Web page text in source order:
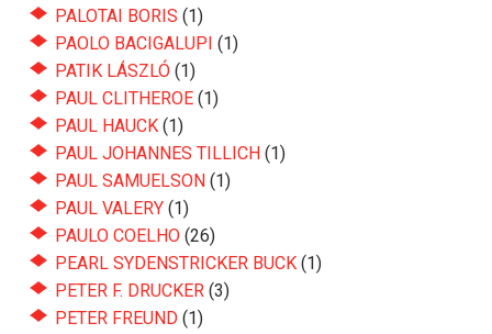
PALOTAI BORIS (1)
PAOLO BACIGALUPI (1)
PATIK LÁSZLÓ (1)
PAUL CLITHEROE (1)
PAUL HAUCK (1)
PAUL JOHANNES TILLICH (1)
PAUL SAMUELSON (1)
PAUL VALERY (1)
PAULO COELHO (26)
PEARL SYDENSTRICKER BUCK (1)
PETER F. DRUCKER (3)
PETER FREUND (1)